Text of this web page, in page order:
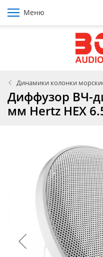
Меню
Динамики колонки
Диффузор ВЧ-
мм Hertz HEX